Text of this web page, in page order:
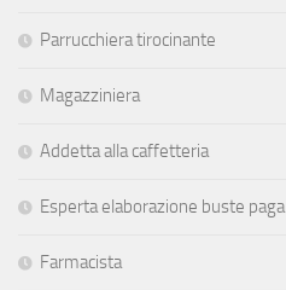
Parrucchiera tirocinante
Magazziniera
Addetta alla caffetteria
Esperta elaborazione buste paga
Farmacista